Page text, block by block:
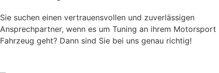
Sie suchen einen vertrauensvollen und zuverlässigen
Ansprechpartner, wenn es um Tuning an ihrem Motorsport
Fahrzeug geht? Dann sind Sie bei uns genau richtig!